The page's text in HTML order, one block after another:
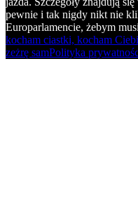
pewnie i tak nigdy nikt nie
Europarlamencie, żebym
kocham ciastki, kocham
zeżrę samPolityka